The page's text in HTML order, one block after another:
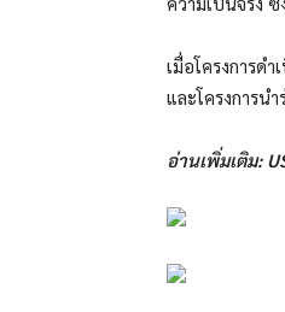
เมื่อโครงการด
และโครงการน
อ่านเพิ่มเติม: